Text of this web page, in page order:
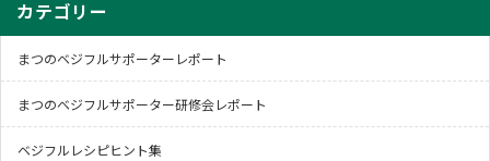
カテゴリー
まつのベジフルサポーターレポート
まつのベジフルサポーター研修会レポート
ベジフルレシピヒント集